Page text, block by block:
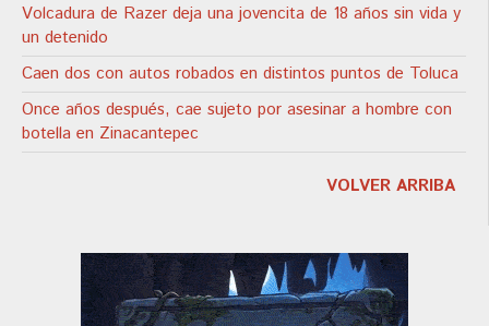
Volcadura de Razer deja una jovencita de 18 años sin vida y
un detenido
Caen dos con autos robados en distintos puntos de Toluca
Once años después, cae sujeto por asesinar a hombre con
botella en Zinacantepec
VOLVER ARRIBA